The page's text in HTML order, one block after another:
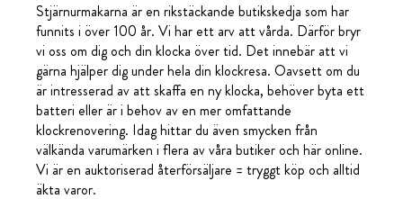
Stjärnurmakarna är en rikstäckande butikskedja som har
funnits i över 100 år. Vi har ett arv att vårda. Därför bryr
vi oss om dig och din klocka över tid. Det innebär att vi
gärna hjälper dig under hela din klockresa. Oavsett om du
är intresserad av att skaffa en ny klocka, behöver byta ett
batteri eller är i behov av en mer omfattande
klockrenovering. Idag hittar du även smycken från
välkända varumärken i flera av våra butiker och här online.
Vi är en auktoriserad återförsäljare = tryggt köp och alltid
äkta varor.